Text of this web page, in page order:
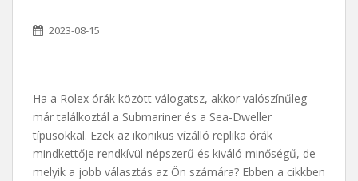
2023-08-15
Ha a Rolex órák között válogatsz, akkor valószínűleg
már találkoztál a Submariner és a Sea-Dweller
típusokkal. Ezek az ikonikus vízálló replika órák
mindkettője rendkívül népszerű és kiváló minőségű, de
melyik a jobb választás az Ön számára? Ebben a cikkben